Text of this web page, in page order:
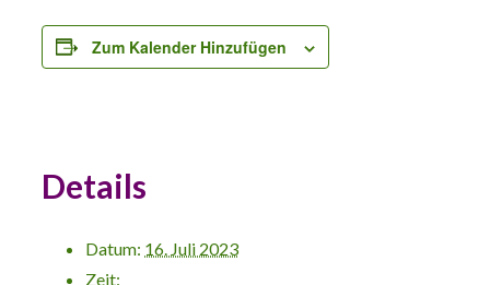
Zum Kalender Hinzufügen
Details
Datum: 16. Juli 2023
Zeit: